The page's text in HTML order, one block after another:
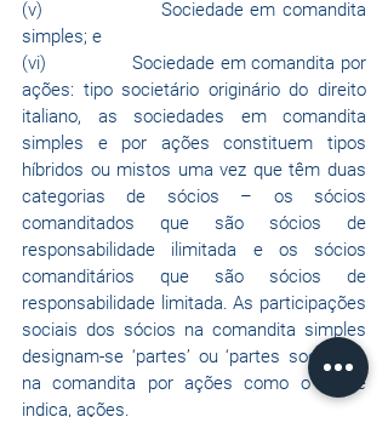
(v)                 Sociedade em comandita
simples; e
(vi)               Sociedade em comandita por
ações: tipo societário originário do direito
italiano, as sociedades em comandita
simples e por ações constituem tipos
híbridos ou mistos uma vez que têm duas
categorias de sócios – os sócios
comanditados que são sócios de
responsabilidade ilimitada e os sócios
comanditários que são sócios de
responsabilidade limitada. As participações
sociais dos sócios na comandita simples
designam-se ‘partes’ ou ‘partes sociais’ e
na comandita por ações como o nome
indica, ações.